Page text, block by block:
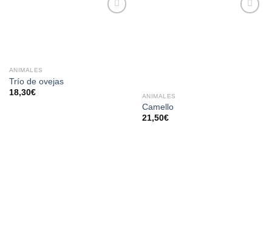
ANIMALES
Trío de ovejas
18,30€ ANIMALES
Camello
21,50€